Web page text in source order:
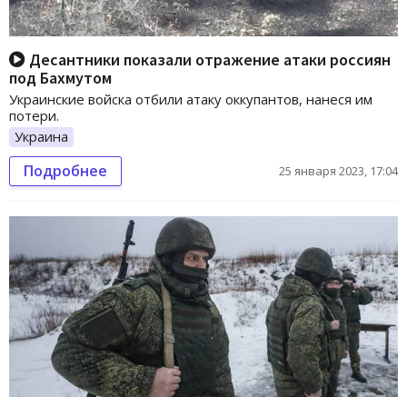
Десантники показали отражение атаки россиян
под Бахмутом
Украинские войска отбили атаку оккупантов, нанеся им
потери.
Украина
Подробнее 25 января 2023, 17:04